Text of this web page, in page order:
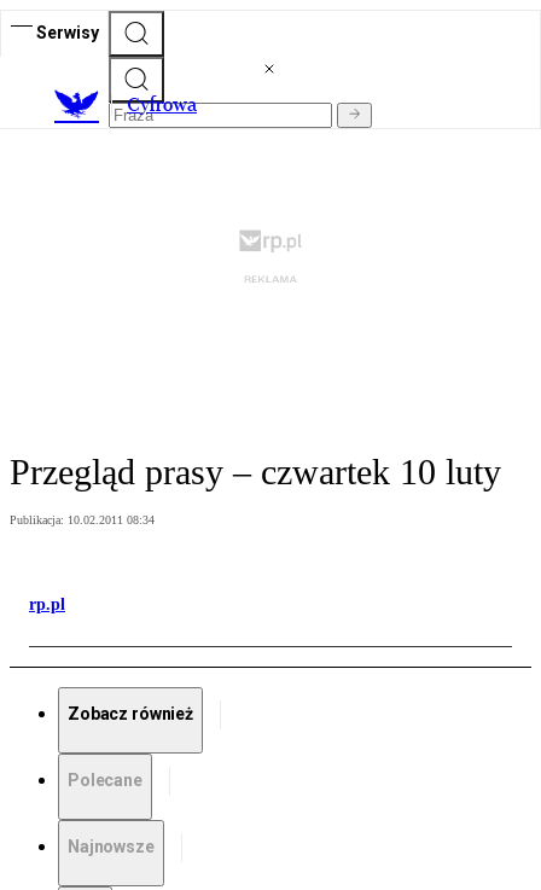
Serwisy
Cyfrowa
Przegląd prasy – czwartek 10 luty
Publikacja: 10.02.2011 08:34
rp.pl
Zobacz również
Polecane
Najnowsze